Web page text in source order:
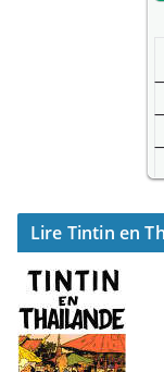
Lire Tintin en